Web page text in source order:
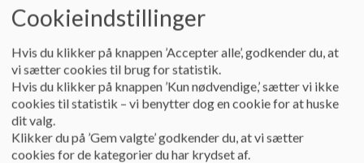
Adresse: Elmelundevej 6, 1. sal.
2700 Brønshøj.
Telefon: 33664344
Afd. Hjørnet
Cookieindstillinger
Hvis du klikker på knappen ’Accepter alle’, godkender du, at
vi sætter cookies til brug for statistik.
Hvis du klikker på knappen ’Kun nødvendige,’ sætter vi ikke
cookies til statistik – vi benytter dog en cookie for at huske
dit valg.
Klikker du på ’Gem valgte’ godkender du, at vi sætter
cookies for de kategorier du har krydset af.